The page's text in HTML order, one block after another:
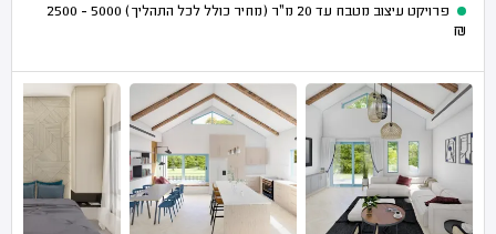
פרויקט עיצוב מטבח עד 20 מ"ר (מחיר כולל לכל התהליך)
5000 - 2500
₪